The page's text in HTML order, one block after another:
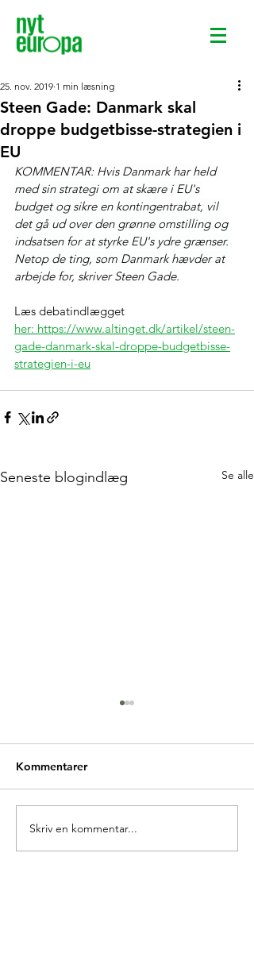
Steen Gade: Danmark skal
droppe budgetbisse-strategien i
EU
25. nov. 2019 1 min læsning
KOMMENTAR: Hvis Danmark har held
med sin strategi om at skære i EU's
budget og sikre en kontingentrabat, vil
det gå ud over den grønne omstilling og
indsatsen for at styrke EU's ydre grænser.
Netop de ting, som Danmark hævder at
arbejde for, skriver Steen Gade.
Læs debatindlægget
her: https://www.altinget.dk/artikel/steen-
gade-danmark-skal-droppe-budgetbisse-
strategien-i-eu
Seneste blogindlæg Se alle
Glædelig Grundlovsdag
Kommentarer
Skriv en kommentar...